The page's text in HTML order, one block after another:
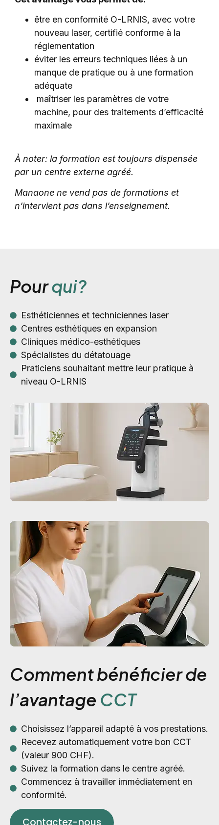
être en conformité O-LRNIS, avec votre
nouveau laser, certifié conforme à la
réglementation
éviter les erreurs techniques liées à un
manque de pratique ou à une formation
adéquate
maîtriser les paramètres de votre
machine, pour des traitements d’efficacité
maximale
À noter: la formation est toujours dispensée
par un centre externe agréé.
Manaone ne vend pas de formations et
n’intervient pas dans l’enseignement.
Pourqui?
Esthéticiennes et techniciennes laser
Centres esthétiques en expansion
Cliniques médico-esthétiques
Spécialistes du détatouage
Praticiens souhaitant mettre leur pratique à
niveau O-LRNIS
Comment bénéficier de
l’avantage CCT
Choisissez l’appareil adapté à vos prestations.
Recevez automatiquement votre bon CCT
(valeur 900 CHF).
Suivez la formation dans le centre agréé.
Commencez à travailler immédiatement en
conformité.
Contactez-nous